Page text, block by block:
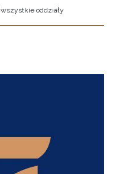
wszystkie oddziały